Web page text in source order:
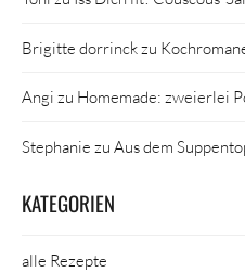
Brigitte dorrinckzu
Angi zu Homemade: zweierlei
Stephanie zu Aus dem
KATEGORIEN
alle Rezepte